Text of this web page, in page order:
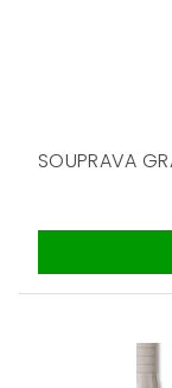
SOUPRAVA